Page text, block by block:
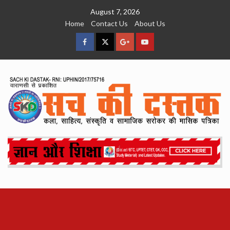
August 7, 2026
Home
Contact Us About Us
facebookTwitterGoogleYouTube